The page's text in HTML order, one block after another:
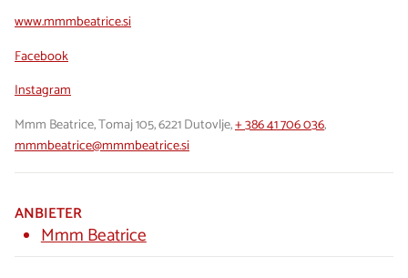
www.mmmbeatrice.si
Facebook
Instagram
Mmm Beatrice, Tomaj 105, 6221 Dutovlje,+ 386 41 706 036,
mmmbeatrice@mmmbeatrice.si
ANBIETER
Mmm Beatrice